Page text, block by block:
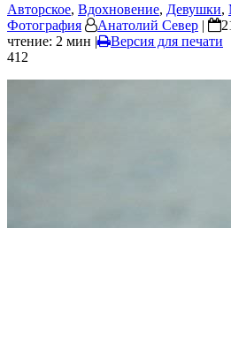
Авторское, Вдохновение, Девушки,
Фотография
Анатолий Север |
чтение: 2 мин |
Версия для печати
412